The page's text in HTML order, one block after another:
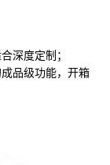
深度定制；
品级功能，开箱